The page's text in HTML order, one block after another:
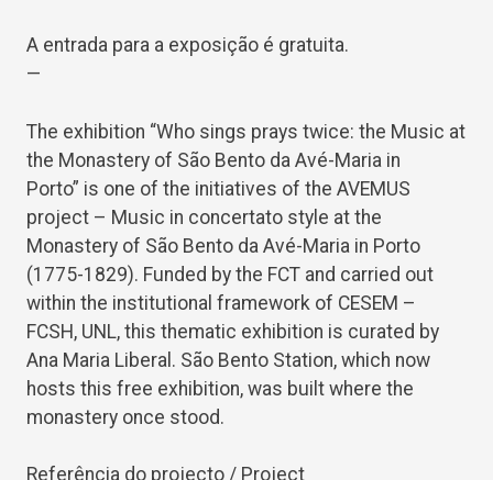
A entrada para a exposição é gratuita.
—
The exhibition “Who sings prays twice: the Music at
the Monastery of São Bento da Avé-Maria in
Porto” is one of the initiatives of the AVEMUS
project – Music in concertato style at the
Monastery of São Bento da Avé-Maria in Porto
(1775-1829). Funded by the FCT and carried out
within the institutional framework of CESEM –
FCSH, UNL, this thematic exhibition is curated by
Ana Maria Liberal. São Bento Station, which now
hosts this free exhibition, was built where the
monastery once stood.
Referência do projecto / Project